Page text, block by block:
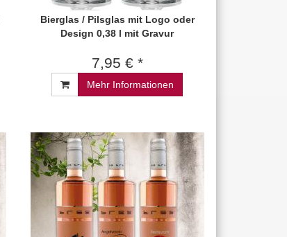
Bierglas / Pilsglas mit Logo oder
Design 0,38 l mit Gravur
7,95 € *
Mehr Informationen